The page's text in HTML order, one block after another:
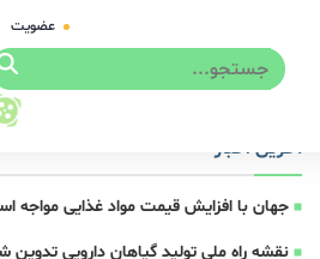
عضویت
آخرین اخبار
جهان با افزایش قیمت مواد غذایی مواجه
نقشه راه ملی تولید گیاهان دارویی تدوین